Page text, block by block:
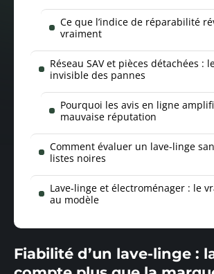
Ce que l’indice de réparabilité
vraiment
Réseau SAV et pièces détachées :
invisible des pannes
Pourquoi les avis en ligne
mauvaise réputation
Comment évaluer un lave-linge
listes noires
Lave-linge et électroménager : le
au modèle
Fiabilité d’un lave-linge :